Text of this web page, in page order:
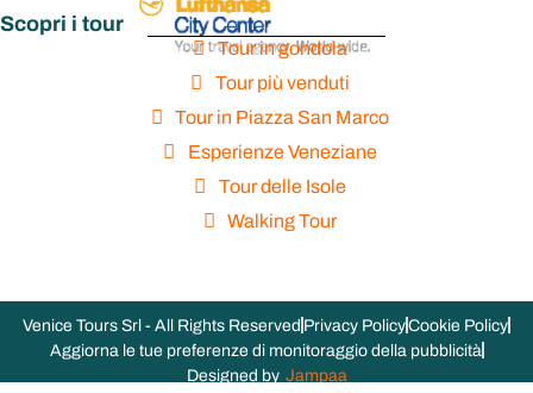
Scopri i tour
Tour in gondola
Tour più venduti
Tour in Piazza San Marco
Esperienze Veneziane
Tour delle Isole
Walking Tour
Venice Tours Srl - All Rights Reserved Privacy PolicyCookie Policy
Aggiorna le tue preferenze di monitoraggio della pubblicità
Designed by Jampaa